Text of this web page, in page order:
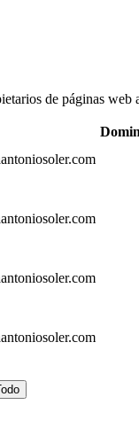
de páginas